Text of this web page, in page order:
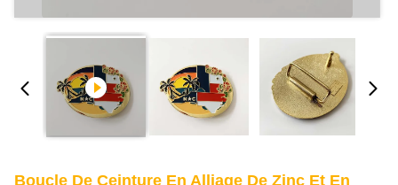
Boucle De Ceinture En Alliage De Zinc Et En